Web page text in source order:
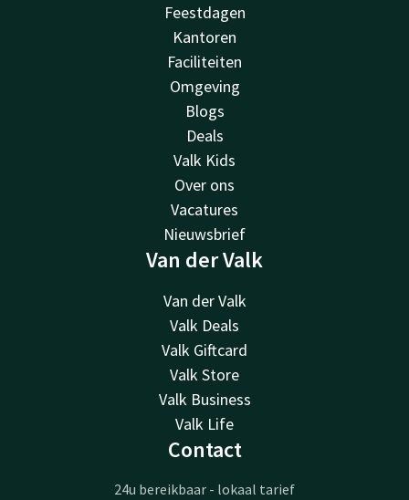
Feestdagen
Kantoren
Faciliteiten
Omgeving
Blogs
Deals
Valk Kids
Over ons
Vacatures
Nieuwsbrief
Van der Valk
Van der Valk
Valk Deals
Valk Giftcard
Valk Store
Valk Business
Valk Life
Contact
24u bereikbaar - lokaal tarief